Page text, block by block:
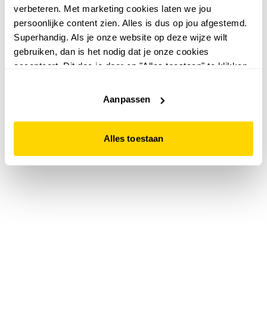
verbeteren. Met marketing cookies laten we jou
persoonlijke content zien. Alles is dus op jou afgestemd.
Superhandig. Als je onze website op deze wijze wilt
gebruiken, dan is het nodig dat je onze cookies
accepteert. Dit doe je door op "Alles toestaan" te klikken.
website niet optimaal functioneert.
Aanpassen
Alles toestaan